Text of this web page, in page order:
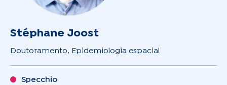
Stéphane Joost
Doutoramento, Epidemiologia espacial
Specchio